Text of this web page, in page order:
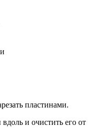
пластинами.
и очистить его от